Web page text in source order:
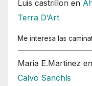
Luis castrillon en
Terra D’Art
Me interesa las
Maria E.Martinez en
Calvo Sanchís